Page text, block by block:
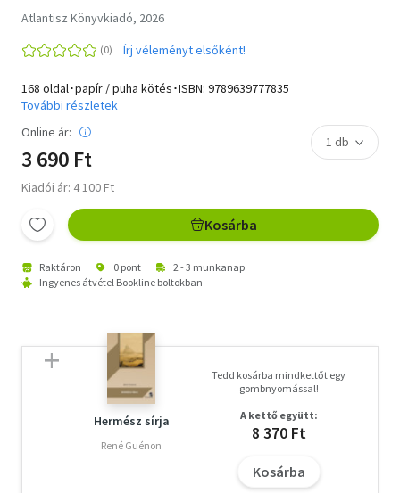
Atlantisz Könyvkiadó, 2026
Írj véleményt elsőként!
168 oldal･papír / puha kötés･ISBN: 9789639777835
További részletek
Online ár:
3 690 Ft
Kiadói ár: 4 100 Ft
Kosárba
Raktáron 0 pont
2 - 3 munkanap
Ingyenes átvétel Bookline boltokban
Hermész sírja
René Guénon
Tedd kosárba mindkettőt egy
gombnyomással!
A kettő együtt:
8 370 Ft
Kosárba